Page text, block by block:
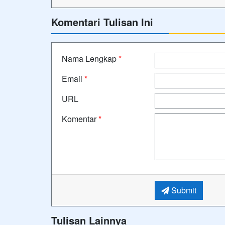
Komentari Tulisan Ini
Nama Lengkap*
Email *
URL
Komentar*
Submit
Tulisan Lainnya